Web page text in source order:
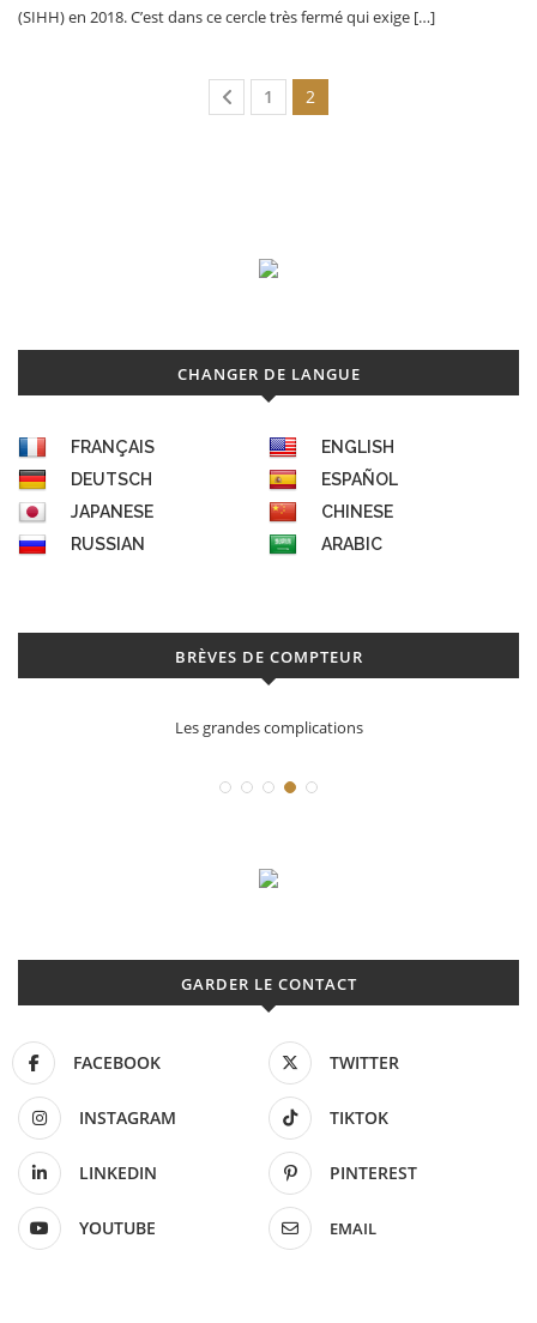
(SIHH) en 2018. C’est dans ce cercle très fermé qui exige […]
1 2
CHANGER DE LANGUE
FRANÇAIS
ENGLISH
DEUTSCH
ESPAÑOL
JAPANESE
CHINESE
RUSSIAN
ARABIC
BRÈVES DE COMPTEUR
Les grandes complications
GARDER LE CONTACT
FACEBOOK TWITTER
INSTAGRAM TIKTOK
LINKEDIN PINTEREST
YOUTUBE EMAIL